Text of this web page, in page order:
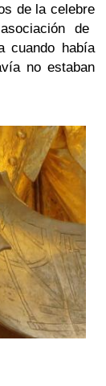
de la celebre
de
cuando había
no estaban